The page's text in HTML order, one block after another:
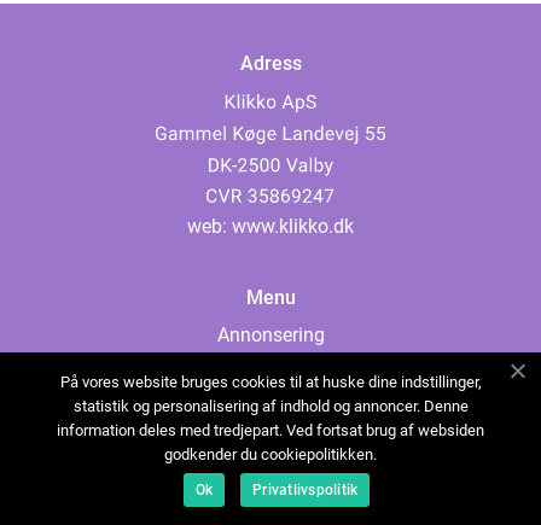
Adress
web: www.klikko.dk
Menu
Annonsering
Cookies
Kontakta oss
Sitemap
På vores website bruges cookies til at huske dine indstillinger,
statistik og personalisering af indhold og annoncer. Denne
information deles med tredjepart. Ved fortsat brug af websiden
godkender du cookiepolitikken.
Ok Privatlivspolitik